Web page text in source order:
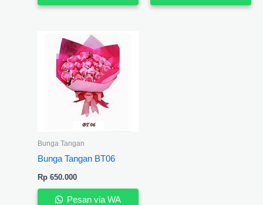
Bunga Tangan
Bunga Tangan BT06
Rp650.000
Pesan via WA